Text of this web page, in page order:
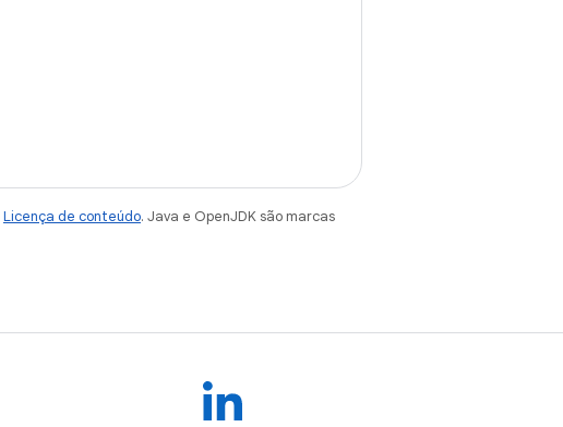
Licença de conteúdo. Java e OpenJDK são marcas